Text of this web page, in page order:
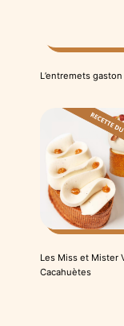
L’entremets gaston
Les Miss et Mister
Cacahuètes